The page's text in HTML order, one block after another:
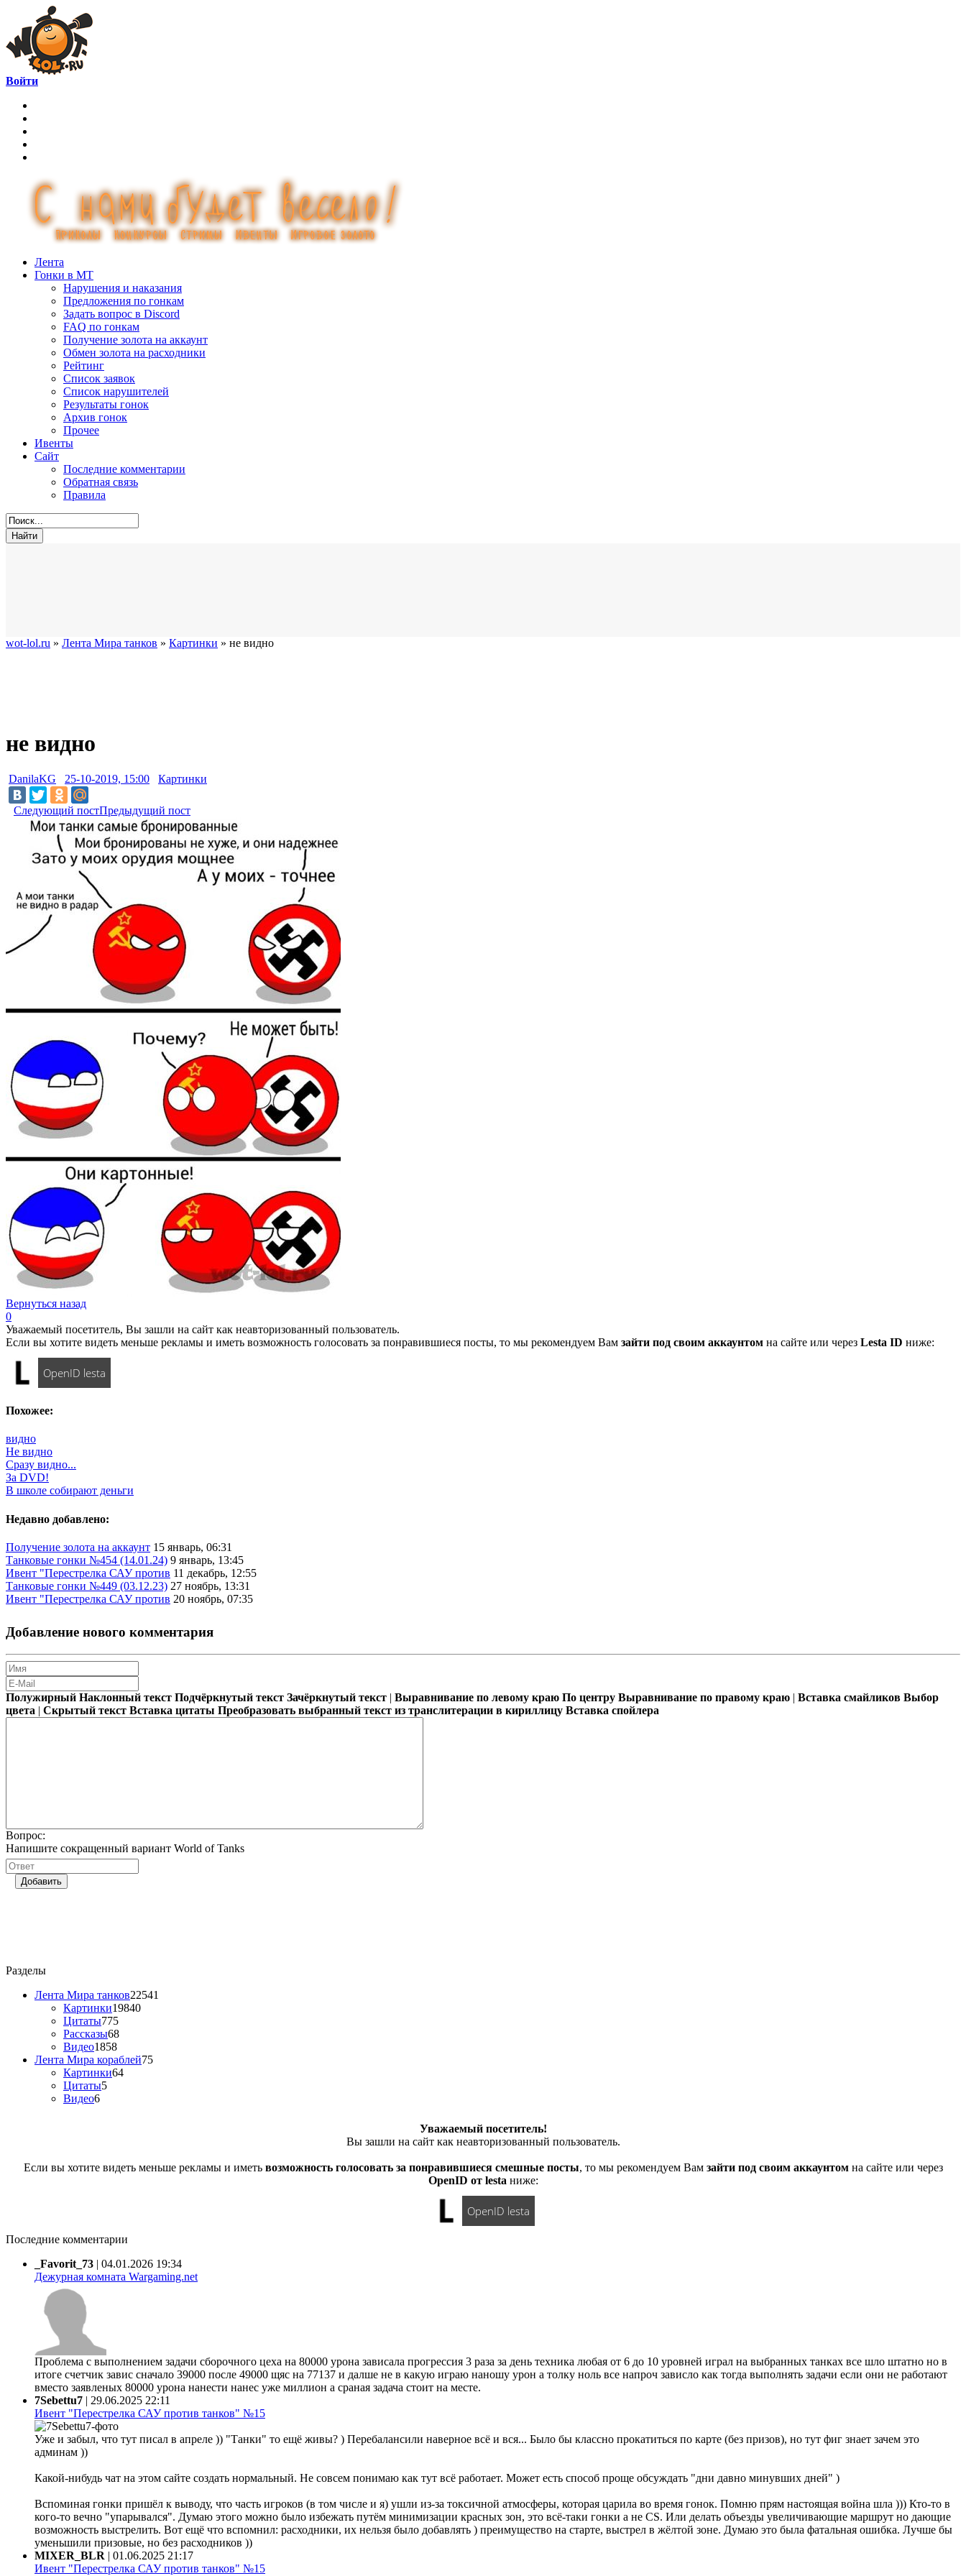
Войти
Лента
Гонки в МТ
Нарушения и наказания
Предложения по гонкам
Задать вопрос в Discord
FAQ по гонкам
Получение золота на аккаунт
Обмен золота на расходники
Рейтинг
Список заявок
Список нарушителей
Результаты гонок
Архив гонок
Прочее
Ивенты
Сайт
Последние комментарии
Обратная связь
Правила
wot-lol.ru » Лента Мира танков » Картинки » не видно
не видно
DanilaKG 25-10-2019, 15:00 Картинки
Следующий постПредыдущий пост
Вернуться назад
0
Уважаемый посетитель, Вы зашли на сайт как неавторизованный пользователь.
Если вы хотите видеть меньше рекламы и иметь возможность голосовать за понравившиеся посты, то мы рекомендуем Вам зайти под своим аккаунтом на сайте или через Lesta ID ниже:
OpenID lesta
Похожее:
видно
Не видно
Сразу видно...
За DVD!
В школе собирают деньги
Недавно добавлено:
Получение золота на аккаунт 15 январь, 06:31
Танковые гонки №454 (14.01.24) 9 январь, 13:45
Ивент "Перестрелка САУ против 11 декабрь, 12:55
Танковые гонки №449 (03.12.23) 27 ноябрь, 13:31
Ивент "Перестрелка САУ против 20 ноябрь, 07:35
Добавление нового комментария
Полужирный Наклонный текст Подчёркнутый текст Зачёркнутый текст | Выравнивание по левому краю По центру Выравнивание по правому краю | Вставка смайликов Выбор
цвета | Скрытый текст Вставка цитаты Преобразовать выбранный текст из транслитерации в кириллицу Вставка спойлера
Вопрос:
Напишите сокращенный вариант World of Tanks
Добавить
Разделы
Лента Мира танков22541
Картинки19840
Цитаты775
Рассказы68
Видео1858
Лента Мира кораблей75
Картинки64
Цитаты5
Видео6
Уважаемый посетитель!
Вы зашли на сайт как неавторизованный пользователь.
Если вы хотите видеть меньше рекламы и иметь возможность голосовать за понравившиеся смешные посты, то мы рекомендуем Вам зайти под своим аккаунтомна сайте или через
OpenID от lesta ниже:
OpenID lesta
Последние комментарии
_Favorit_73 | 04.01.2026 19:34
Дежурная комната Wargaming.net
Проблема с выполнением задачи сборочного цеха на 80000 урона зависала прогрессия 3 раза за день техника любая от 6 до 10 уровней играл на выбранных танках все шло штатно но в
итоге счетчик завис сначало 39000 после 49000 щяс на 77137 и далше не в какую играю наношу урон а толку ноль все напроч зависло как тогда выполнять задачи если они не работают
вместо заявленых 80000 урона нанести нанес уже миллион а сраная задача стоит на месте.
7Sebettu7 | 29.06.2025 22:11
Ивент "Перестрелка САУ против танков" №15
Уже и забыл, что тут писал в апреле )) "Танки" то ещё живы? ) Перебалансили наверное всё и вся... Было бы классно прокатиться по карте (без призов), но тут фиг знает зачем это
админам ))
Какой-нибудь чат на этом сайте создать нормальный. Не совсем понимаю как тут всё работает. Может есть способ проще обсуждать "дни давно минувших дней" )
Вспоминая гонки пришёл к выводу, что часть игроков (в том числе и я) ушли из-за токсичной атмосферы, которая царила во время гонок. Помню прям настоящая война шла ))) Кто-то в
кого-то вечно "упарывался". Думаю этого можно было избежать путём минимизации красных зон, это всё-таки гонки а не CS. Или делать объезды увеличивающие маршрут но дающие
возможность выстрелить. Вот ещё что вспомнил: расходники, их нельзя было добавлять ) преимущество на старте, выстрел в жёлтой зоне. Думаю это была фатальная ошибка. Лучше бы
уменьшили призовые, но без расходников ))
MIXER_BLR | 01.06.2025 21:17
Ивент "Перестрелка САУ против танков" №15